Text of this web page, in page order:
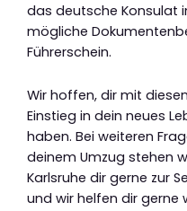
das deutsche Konsulat
mögliche
Führerschein.
Wir hoffen, dir mit
Einstieg in dein neues
haben. Bei weiteren
deinem Umzug stehen
Karlsruhe dir gerne zur
und wir helfen dir gerne